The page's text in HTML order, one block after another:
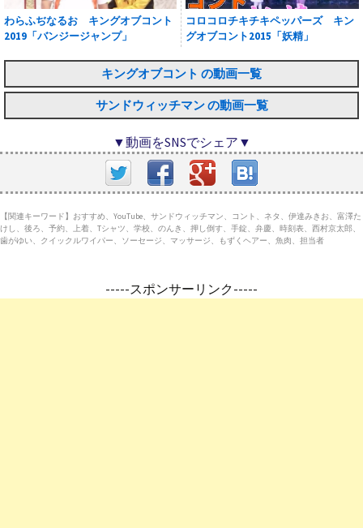
わらふぢなるお キングオブコント
2019「バンジージャンプ」
コロコロチキチキペッパーズ キン
グオブコント2015「妖精」
キングオブコント の動画一覧
サンドウィッチマン の動画一覧
▼動画をSNSでシェア▼
【関連キーワード】おすすめ、YouTube、サンドウィッチマン、コント、ネタ、伊達みきお、富澤た
けし、後ろ、予約、上着、Tシャツ、学校、のんき、押し倒す、手錠、弁慶、時刻表、西村京太郎、
歯がゆい、クイックルワイパー、ソーセージ、マッサージ、もずくヘアー、魚肉、担当者
-----スポンサーリンク-----